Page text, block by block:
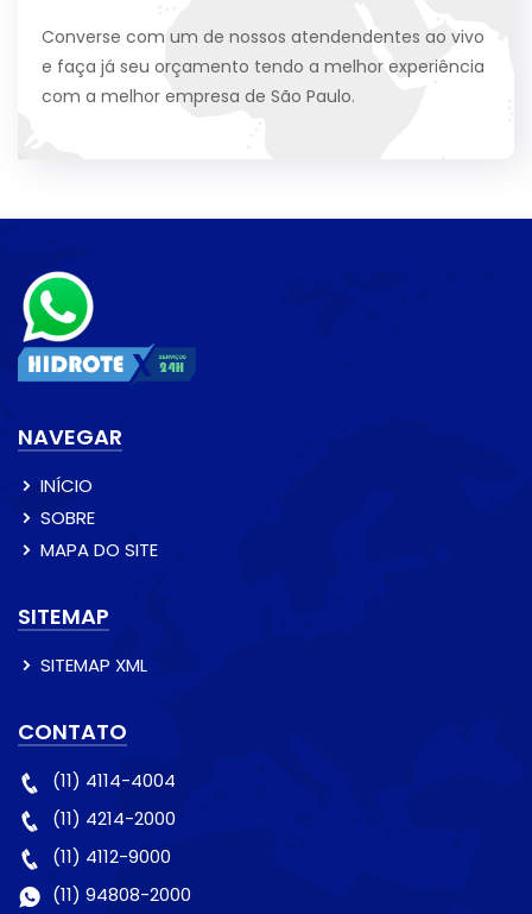
Converse com um de nossos atendendentes ao vivo
e faça já seu orçamento tendo a melhor experiência
com a melhor empresa de São Paulo.
NAVEGAR
INÍCIO
SOBRE
MAPA DO SITE
SITEMAP
SITEMAP XML
CONTATO
(11) 4114-4004
(11) 4214-2000
(11) 4112-9000
(11) 94808-2000